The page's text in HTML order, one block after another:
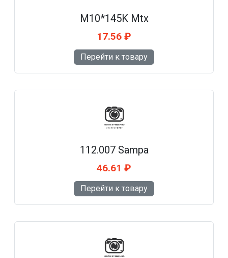
M10*145K Mtx
17.56 ₽
Перейти к товару
112.007 Sampa
46.61 ₽
Перейти к товару